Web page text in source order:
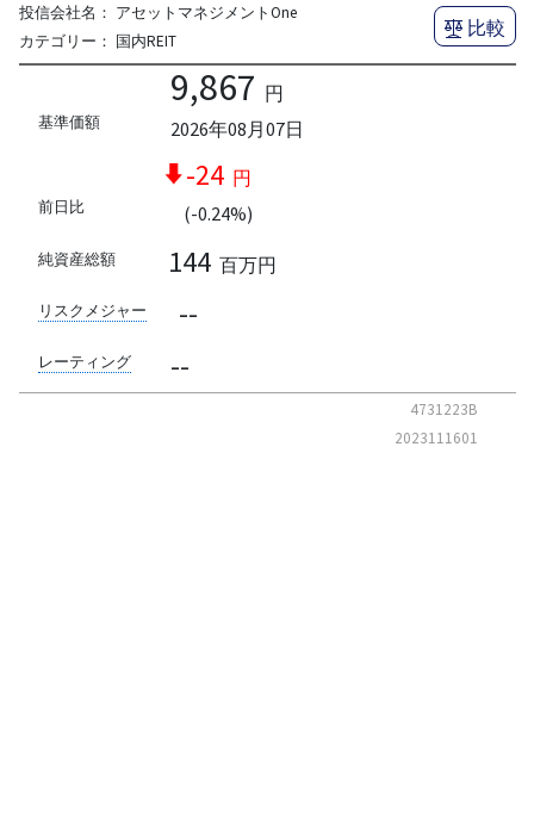
投信会社名： アセットマネジメントOne
カテゴリー： 国内REIT
比較
基準価額
9,867 円
2026年08月07日
前日比
-24 円
(-0.24%)
純資産総額 144 百万円
リスクメジャー --
レーティング --
4731223B
2023111601